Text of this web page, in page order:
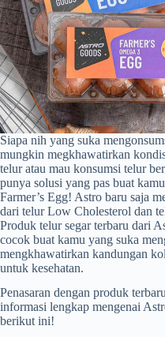
Siapa nih yang suka
mungkin megkhawatirkan
telur atau mau konsumsi telur
punya solusi yang pas buat
Farmer’s Egg! Astro baru saja
dari telur Low Cholesterol dan
Produk telur segar terbaru dari
cocok buat kamu yang suka
mengkhawatirkan kandungan
untuk kesehatan.
Penasaran dengan produk
informasi lengkap mengenai
berikut ini!